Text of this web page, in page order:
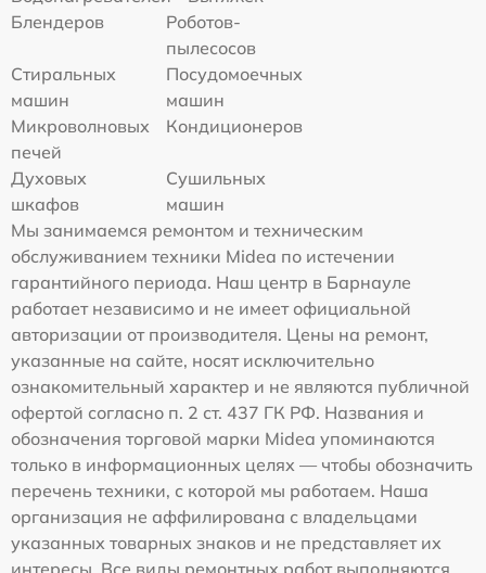
Блендеров
Роботов-
пылесосов
Стиральных
машин
Посудомоечных
машин
Микроволновых
печей
Кондиционеров
Духовых
шкафов
Сушильных
машин
Мы занимаемся ремонтом и техническим
обслуживанием техники Midea по истечении
гарантийного периода. Наш центр в Барнауле
работает независимо и не имеет официальной
авторизации от производителя. Цены на ремонт,
указанные на сайте, носят исключительно
ознакомительный характер и не являются публичной
офертой согласно п. 2 ст. 437 ГК РФ. Названия и
обозначения торговой марки Midea упоминаются
только в информационных целях — чтобы обозначить
перечень техники, с которой мы работаем. Наша
организация не аффилирована с владельцами
указанных товарных знаков и не представляет их
интересы. Все виды ремонтных работ выполняются